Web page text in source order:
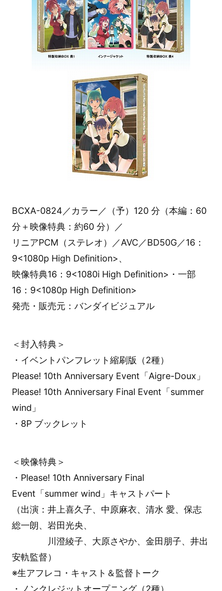
BCXA-0824／カラー／（予）120 分（本編：60
分＋映像特典：約60 分）／
リニアPCM（ステレオ）／AVC／BD50G／16：
9<1080p High Definition>、
映像特典16：9<1080i High Definition>・一部
16：9<1080p High Definition>
発売・販売元：バンダイビジュアル
＜封入特典＞
・イベントパンフレット縮刷版（2種）
Please! 10th Anniversary Event「Aigre-Doux」
Please! 10th Anniversary Final Event「summer
wind」
・8P ブックレット
＜映像特典＞
・Please! 10th Anniversary Final
Event「summer wind」キャストパート
（出演：井上喜久子、中原麻衣、清水 愛、保志
総一朗、岩田光央、
川澄綾子、大原さやか、金田朋子、井出
安軌監督）
※生アフレコ・キャスト＆監督トーク
・ノンクレジットオープニング（2種）